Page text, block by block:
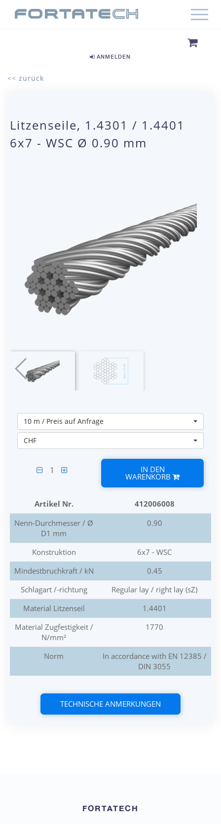
ANMELDEN
<< zurück
Litzenseile, 1.4301 / 1.4401
6x7 - WSC Ø 0.90 mm
10 m / Preis auf Anfrage
CHF
1 IN DEN
WARENKORB
Artikel Nr.
412006008
Nenn-Durchmesser / Ø
D1 mm
0.90
Konstruktion
6x7 - WSC
Mindestbruchkraft / kN
0.45
Schlagart /-richtung
Regular lay / right lay (sZ)
Material Litzenseil
1.4401
Material Zugfestigkeit /
N/mm²
1770
Norm
In accordance with EN 12385 /
DIN 3055
TECHNISCHE ANMERKUNGEN
FORTATECH